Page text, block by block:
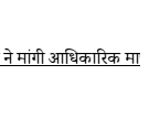
माफी;